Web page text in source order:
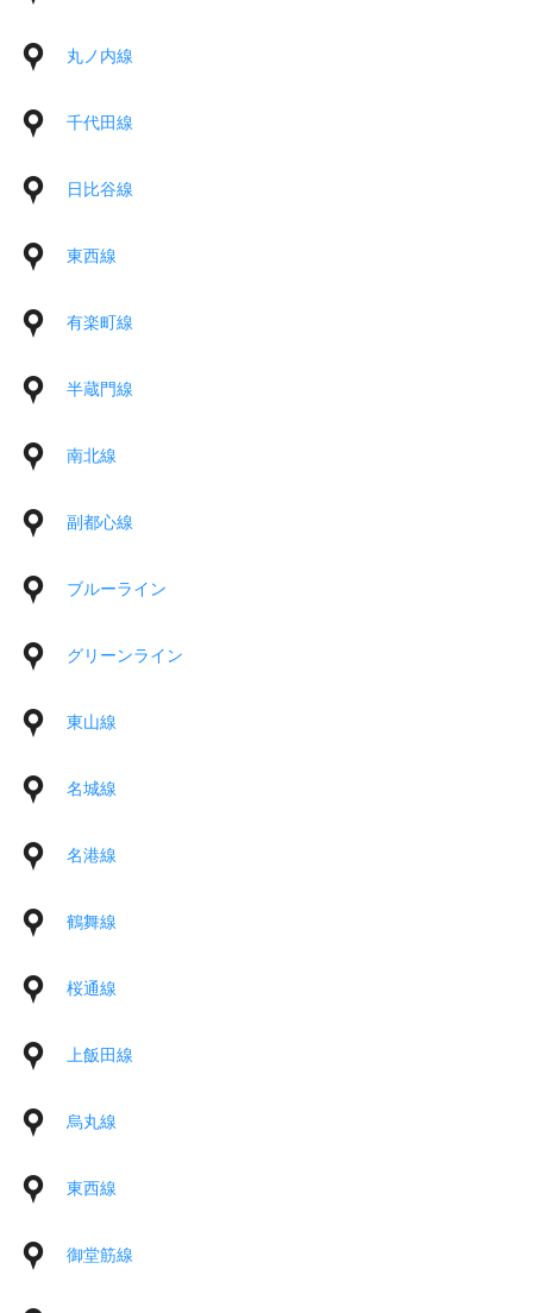
丸ノ内線
千代田線
日比谷線
東西線
有楽町線
半蔵門線
南北線
副都心線
ブルーライン
グリーンライン
東山線
名城線
名港線
鶴舞線
桜通線
上飯田線
烏丸線
東西線
御堂筋線